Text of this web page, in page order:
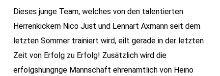
Dieses junge Team, welches von den talentierten
Herrenkickern Nico Just und Lennart Axmann seit dem
letzten Sommer trainiert wird, eilt gerade in der letzten
Zeit von Erfolg zu Erfolg! Zusätzlich wird die
erfolgshungrige Mannschaft ehrenamtlich von Heino